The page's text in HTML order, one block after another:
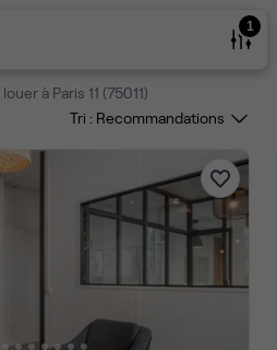
1
à Paris 11 (75011)
Tri :